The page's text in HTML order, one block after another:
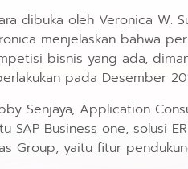
dibuka oleh Veronica W.
menjelaskan bahwa
bisnis yang ada,
pada Desember
Senjaya, Application
SAP Business one, solusi
Group, yaitu fitur